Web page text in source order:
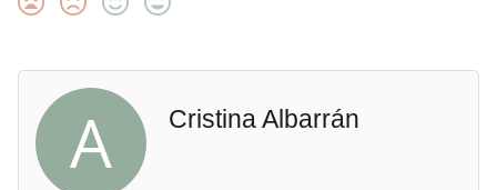
A Cristina Albarrán